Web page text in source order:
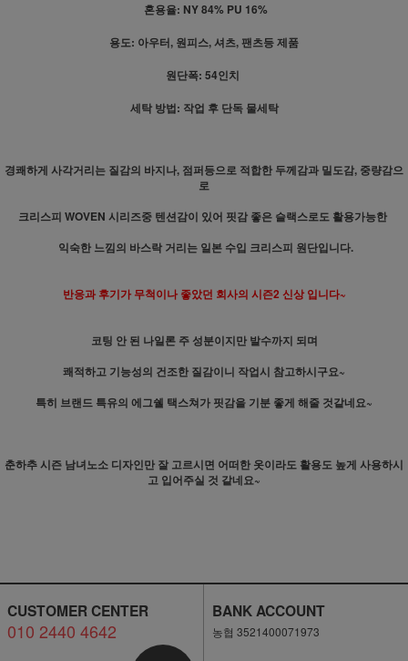
혼용율: NY 84% PU 16%
용도: 아우터, 원피스, 셔츠, 팬츠등 제품
원단폭: 54인치
세탁 방법: 작업 후 단독 물세탁
경쾌하게 사각거리는 질감의 바지나, 점퍼등으로 적합한 두께감과 밀도감, 중량감으
로
크리스피 WOVEN 시리즈중 텐션감이 있어 핏감 좋은 슬랙스로도 활용가능한
익숙한 느낌의 바스락 거리는 일본 수입 크리스피 원단입니다.
반응과 후기가 무척이나 좋았던 회사의 시즌2 신상 입니다~
코팅 안 된 나일론 주 성분이지만 발수까지 되며
쾌적하고 기능성의 건조한 질감이니 작업시 참고하시구요~
특히 브랜드 특유의 에그쉘 택스쳐가 핏감을 기분 좋게 해줄 것같네요~
춘하추 시즌 남녀노소 디자인만 잘 고르시면 어떠한 옷이라도 활용도 높게 사용하시
고 입어주실 것 같네요~
CUSTOMER CENTER
010 2440 4642
BANK ACCOUNT
농협 3521400071973